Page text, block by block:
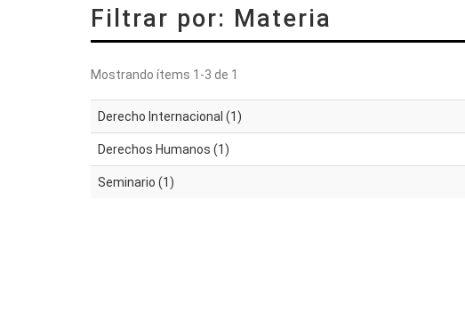
Filtrar por: Materia
Mostrando ítems 1-3 de 1
Derecho Internacional (1)
Derechos Humanos (1)
Seminario (1)